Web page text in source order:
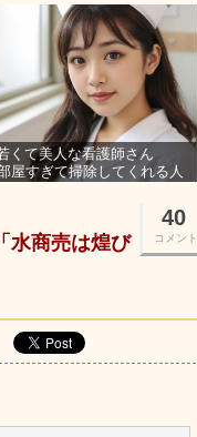
くて美人な看護師さん
屋すぎて掃除してくれる人
40
コメント
水商売は煌び